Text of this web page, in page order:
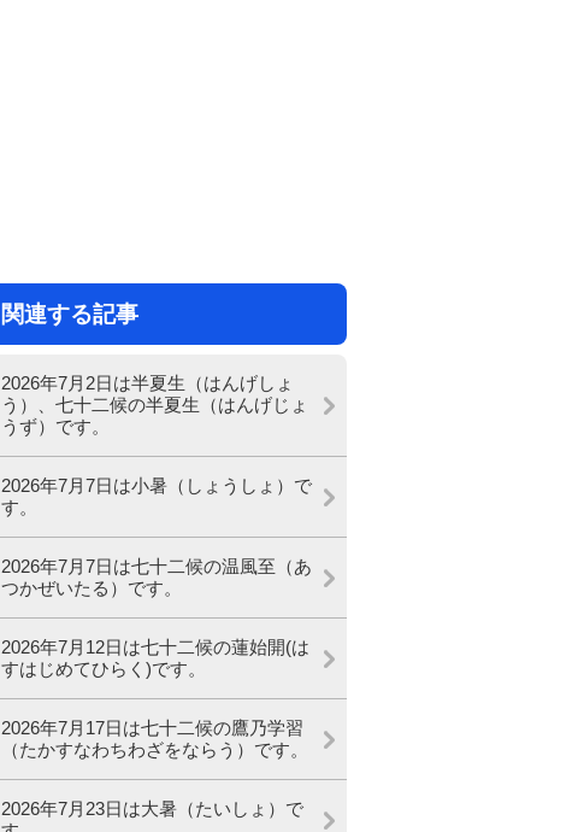
関連する記事
2026年7月2日は半夏生（はんげしょ
う）、七十二候の半夏生（はんげじょ
うず）です。
2026年7月7日は小暑（しょうしょ）で
す。
2026年7月7日は七十二候の温風至（あ
つかぜいたる）です。
2026年7月12日は七十二候の蓮始開(は
すはじめてひらく)です。
2026年7月17日は七十二候の鷹乃学習
（たかすなわちわざをならう）です。
2026年7月23日は大暑（たいしょ）で